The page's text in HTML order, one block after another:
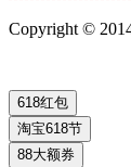
Copyright ©